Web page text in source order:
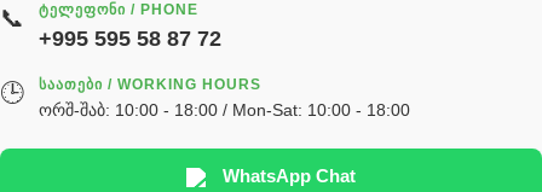
реек
სხადასხვა
📞 ᲢᲔᲚᲔᲤᲝᲜᲘ / PHONE
+995 595 58 87 72
🕒 ᲡᲐᲐᲗᲔᲑᲘ / WORKING HOURS
ორშ-შაბ: 10:00 - 18:00 / Mon-Sat: 10:00 - 18:00
WhatsApp Chat